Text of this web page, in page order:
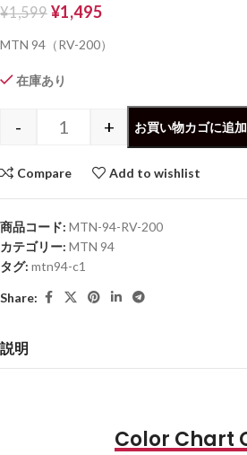
¥1,599 ¥1,495
MTN 94（RV-200）
在庫あり
- + お買い物カゴに追加
Compare Add to wishlist
商品コード: MTN-94-RV-200
カテゴリー: MTN 94
タグ: mtn94-c1
Share:
説明
Color Chart